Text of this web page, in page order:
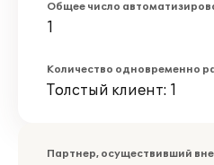
Общее число
1
Количество одновременно
Толстый клиент: 1
Партнер, осуществивший